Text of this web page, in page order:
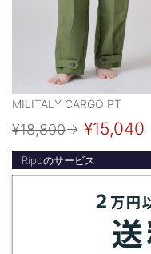
MILITALY CARGO PT
¥18,800→ ¥15,040
Ripoのサービス